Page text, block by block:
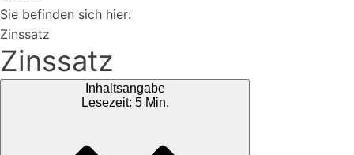
Erweiterungen
Rest-API Schnittstelle
Sie befinden sich hier:
Zinssatz
Zinssatz
Inhaltsangabe
Lesezeit: 5 Min.